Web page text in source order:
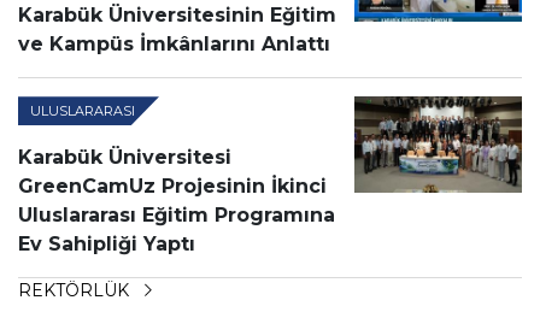
Karabük Üniversitesinin Eğitim
ve Kampüs İmkânlarını Anlattı
ULUSLARARASI
Karabük Üniversitesi
GreenCamUz Projesinin İkinci
Uluslararası Eğitim Programına
Ev Sahipliği Yaptı
REKTÖRLÜK